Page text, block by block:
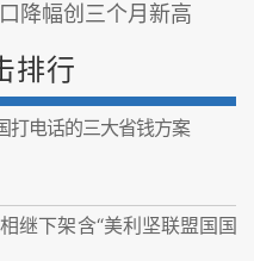
降幅创三个月新高
排行
打电话的三大省钱方案
继下架含“美利坚联盟国国